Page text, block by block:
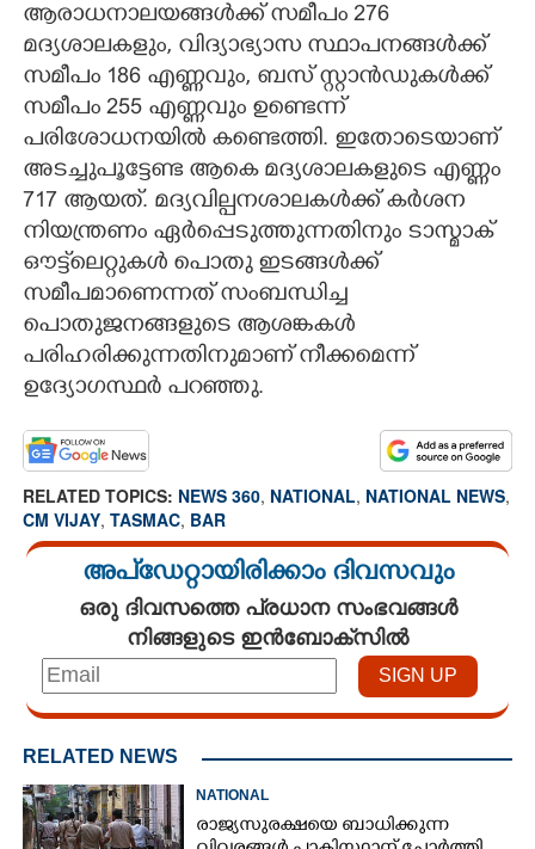
ആരാധനാലയങ്ങൾക്ക് സമീപം 276
മദ്യശാലകളും, വിദ്യാഭ്യാസ സ്ഥാപനങ്ങൾക്ക്
സമീപം 186 എണ്ണവും, ബസ് സ്റ്റാൻഡുകൾക്ക്
സമീപം 255 എണ്ണവും ഉണ്ടെന്ന്
പരിശോധനയിൽ കണ്ടെത്തി. ഇതോടെയാണ്
അടച്ചുപൂട്ടേണ്ട ആകെ മദ്യശാലകളുടെ എണ്ണം
717 ആയത്. മദ്യവില്പനശാലകൾക്ക് കർശന
നിയന്ത്രണം ഏർപ്പെടുത്തുന്നതിനും ടാസ്മാക്
ഔട്ട്‌ലെറ്റുകൾ പൊതു ഇടങ്ങൾക്ക്
സമീപമാണെന്നത് സംബന്ധിച്ച
പൊതുജനങ്ങളുടെ ആശങ്കകൾ
പരിഹരിക്കുന്നതിനുമാണ് നീക്കമെന്ന്
ഉദ്യോഗസ്ഥർ പറഞ്ഞു.
RELATED TOPICS: NEWS 360, NATIONAL, NATIONAL NEWS,
CM VIJAY, TASMAC, BAR
അപ്ഡേറ്റായിരിക്കാം ദിവസവും
ഒരു ദിവസത്തെ പ്രധാന സംഭവങ്ങൾ
നിങ്ങളുടെ ഇൻബോക്സിൽ
RELATED NEWS
NATIONAL
രാജ്യസുരക്ഷയെ ബാധിക്കുന്ന